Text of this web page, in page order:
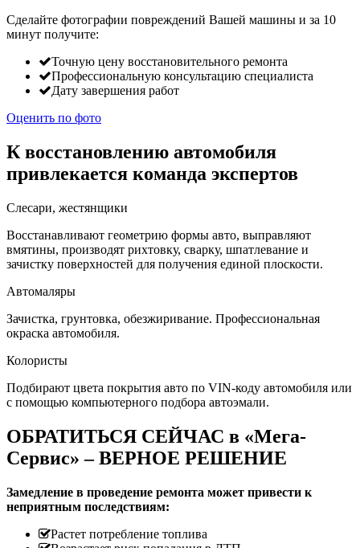
Сделайте фотографии повреждений Вашей машины и за 10
минут получите:
Точную цену восстановительного ремонта
Профессиональную консультацию специалиста
Дату завершения работ
Оценить по фото
К восстановлению автомобиля
привлекается команда экспертов
Слесари, жестянщики
Восстанавливают геометрию формы авто, выправляют
вмятины, производят рихтовку, сварку, шпатлевание и
зачистку поверхностей для получения единой плоскости.
Автомаляры
Зачистка, грунтовка, обезжиривание. Профессиональная
окраска автомобиля.
Колористы
Подбирают цвета покрытия авто по VIN-коду автомобиля или
с помощью компьютерного подбора автоэмали.
ОБРАТИТЬСЯ СЕЙЧАС в «Мега-
Сервис» – ВЕРНОЕ РЕШЕНИЕ
Замедление в проведение ремонта может привести к
неприятным последствиям:
Растет потребление топлива